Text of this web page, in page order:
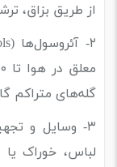
از طریق بزاق،
گله‌های متراکم
۳- وسایل و
لباس، خوراک یا